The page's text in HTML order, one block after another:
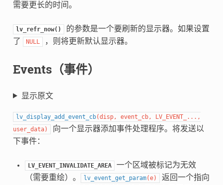
需要更长的时间。
lv_refr_now()
的参数是一个要刷新的显示器。如果设置
了
NULL ，则将更新默认显示器。
Events（事件）
显示原文
lv_display_add_event_cb(disp, event_cb, LV_EVENT_ ... ,
user_data)
向一个显示器添加事件处理程序。将发送以
下事件：
LV_EVENT_INVALIDATE_AREA
一个区域被标记为无效
（需要重绘）。
lv_event_get_param(e) 返回一个指向